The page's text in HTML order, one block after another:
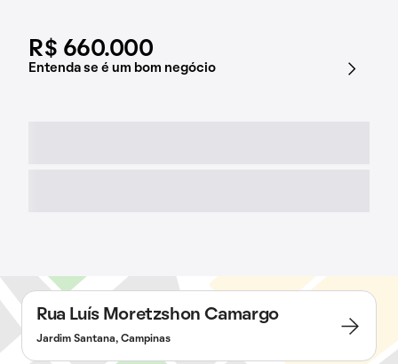
R$ 660.000
Entenda se é um bom negócio
Rua Luís Moretzshon Camargo
Jardim Santana, Campinas